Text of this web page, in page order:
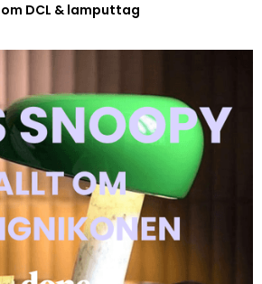
DCL & lamputtag